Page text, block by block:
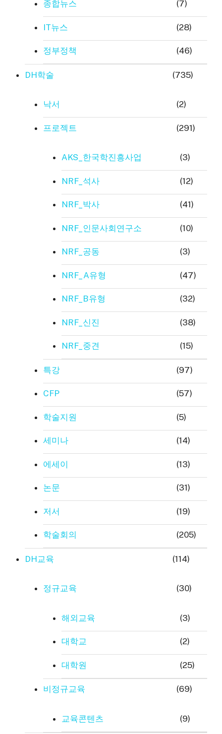
종합뉴스 (7)
IT뉴스 (28)
정부정책 (46)
DH학술 (735)
낙서 (2)
프로젝트 (291)
AKS_한국학진흥사업 (3)
NRF_석사 (12)
NRF_박사 (41)
NRF_인문사회연구소 (10)
NRF_공동 (3)
NRF_A유형 (47)
NRF_B유형 (32)
NRF_신진 (38)
NRF_중견 (15)
특강 (97)
CFP (57)
학술지원 (5)
세미나 (14)
에세이 (13)
논문 (31)
저서 (19)
학술회의 (205)
DH교육 (114)
정규교육 (30)
해외교육 (3)
대학교 (2)
대학원 (25)
비정규교육 (69)
교육콘텐츠 (9)